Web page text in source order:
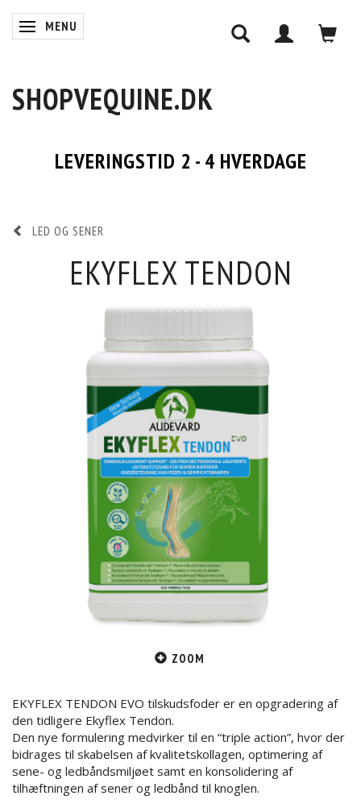
SKIFTE NAVIGATION
MENU
SHOPVEQUINE.DK
LEVERINGSTID 2 - 4 HVERDAGE
LED OG SENER
EKYFLEX TENDON
ZOOM
EKYFLEX TENDON EVO tilskudsfoder er en opgradering af
den tidligere Ekyflex Tendon.
Den nye formulering medvirker til en “triple action”, hvor der
bidrages til skabelsen af kvalitetskollagen, optimering af
sene- og ledbåndsmiljøet samt en konsolidering af
tilhæftningen af ​​sener og ledbånd til knoglen.